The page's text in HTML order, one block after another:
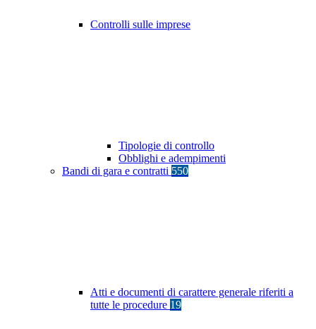
Controlli sulle imprese
Tipologie di controllo
Obblighi e adempimenti
Bandi di gara e contratti 550
Atti e documenti di carattere generale riferiti a
tutte le procedure 19